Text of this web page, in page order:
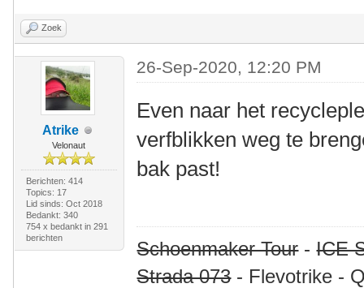
Zoek
Atrike
Velonaut
Berichten: 414
Topics: 17
Lid sinds: Oct 2018
Bedankt: 340
754 x bedankt in 291
berichten
26-Sep-2020, 12:20 PM
Even naar het
verfblikken weg te
bak past!
Schoenmaker Tour-ICE
Strada 073- Flevotrike -